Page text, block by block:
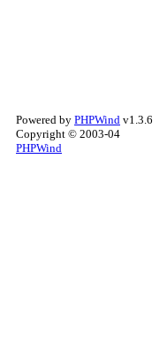
Powered by PHPWind v1.3.6
Copyright © 2003-04
PHPWind